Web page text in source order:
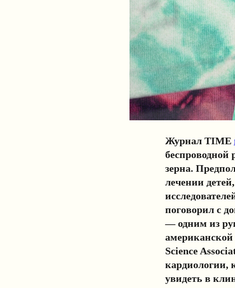
Журнал TIME
беспроводной
зерна.
лечении
поговорил с
— одним из
Science
кардиологии,
увидеть в